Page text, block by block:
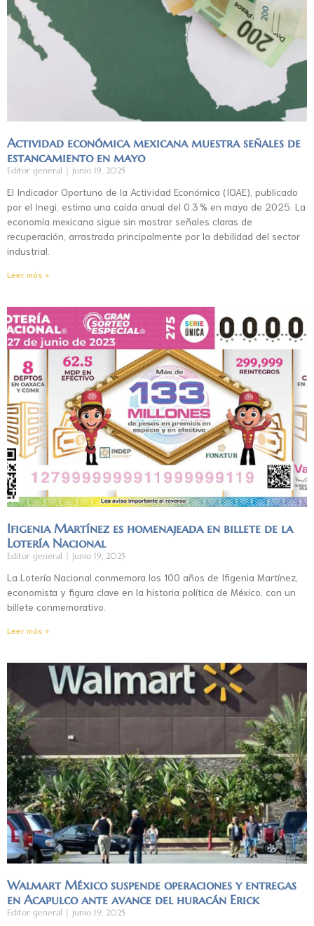
Actividad económica mexicana muestra señales de
estancamiento en mayo
Editor general junio 19, 2025
El Indicador Oportuno de la Actividad Económica (IOAE), publicado
por el Inegi, estima una caída anual del 0.3 % en mayo de 2025. La
economía mexicana sigue sin mostrar señales claras de
recuperación, arrastrada principalmente por la debilidad del sector
industrial.
Leer más »
Ifigenia Martínez es homenajeada en billete de la
Lotería Nacional
Editor general junio 19, 2025
La Lotería Nacional conmemora los 100 años de Ifigenia Martínez,
economista y figura clave en la historia política de México, con un
billete conmemorativo.
Leer más »
Walmart México suspende operaciones y entregas
en Acapulco ante avance del huracán Erick
Editor general junio 19, 2025